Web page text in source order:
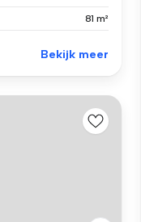
81 m²
Bekijk meer